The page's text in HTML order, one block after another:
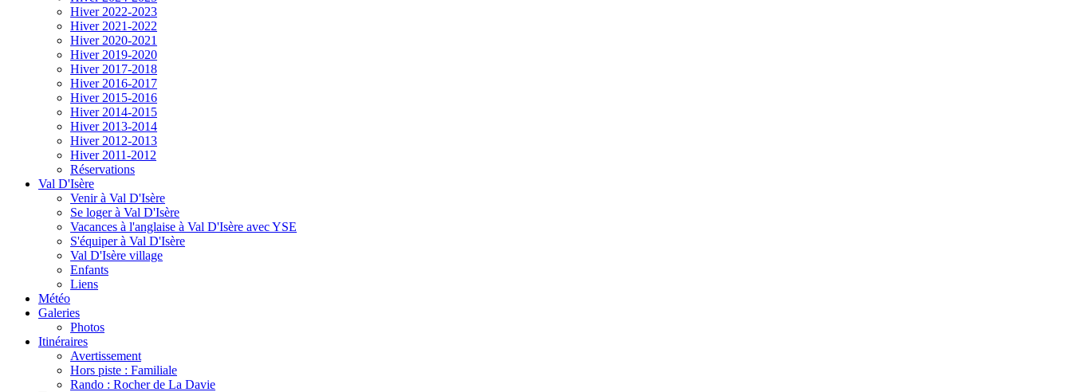
Hiver 2022-2023
Hiver 2021-2022
Hiver 2020-2021
Hiver 2019-2020
Hiver 2017-2018
Hiver 2016-2017
Hiver 2015-2016
Hiver 2014-2015
Hiver 2013-2014
Hiver 2012-2013
Hiver 2011-2012
Réservations
Val D'Isère
Venir à Val D'Isère
Se loger à Val D'Isère
Vacances à l'anglaise à Val D'Isère avec YSE
S'équiper à Val D'Isère
Val D'Isère village
Enfants
Liens
Météo
Galeries
Photos
Itinéraires
Avertissement
Hors piste : Familiale
Rando : Rocher de La Davie